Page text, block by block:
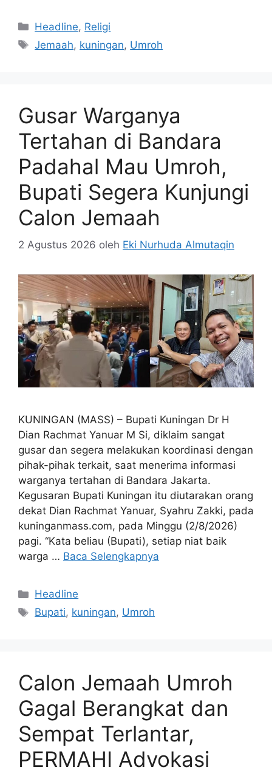
Kategori
Headline, Religi
Tag
Jemaah, kuningan, Umroh
Gusar Warganya
Tertahan di Bandara
Padahal Mau Umroh,
Bupati Segera Kunjungi
Calon Jemaah
2 Agustus 2026 oleh Eki Nurhuda Almutaqin
KUNINGAN (MASS) – Bupati Kuningan Dr H
Dian Rachmat Yanuar M Si, diklaim sangat
gusar dan segera melakukan koordinasi dengan
pihak-pihak terkait, saat menerima informasi
warganya tertahan di Bandara Jakarta.
Kegusaran Bupati Kuningan itu diutarakan orang
dekat Dian Rachmat Yanuar, Syahru Zakki, pada
kuninganmass.com, pada Minggu (2/8/2026)
pagi. “Kata beliau (Bupati), setiap niat baik
warga … Baca Selengkapnya
Kategori
Headline
Tag
Bupati, kuningan, Umroh
Calon Jemaah Umroh
Gagal Berangkat dan
Sempat Terlantar,
PERMAHI Advokasi